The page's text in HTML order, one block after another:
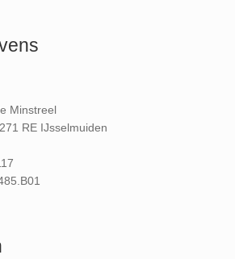
Minstreel
RE IJsselmuiden